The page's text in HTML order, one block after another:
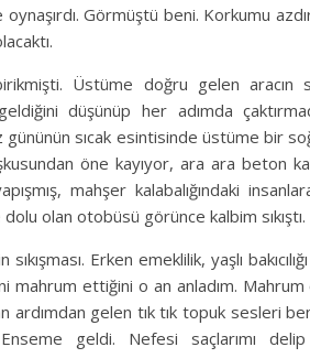
Görmüştü beni. Korkumu
Üstüme doğru gelen aracın
düşünüp her adımda
sıcak esintisinde üstüme bir
öne kayıyor, ara ara beton
mahşer kalabalığındaki
olan otobüsü görünce kalbim sıkıştı.
Erken emeklilik, yaşlı
mahrum ettiğini o an anladım.
gelen tık tık topuk sesleri
Enseme geldi. Nefesi saçlarımı